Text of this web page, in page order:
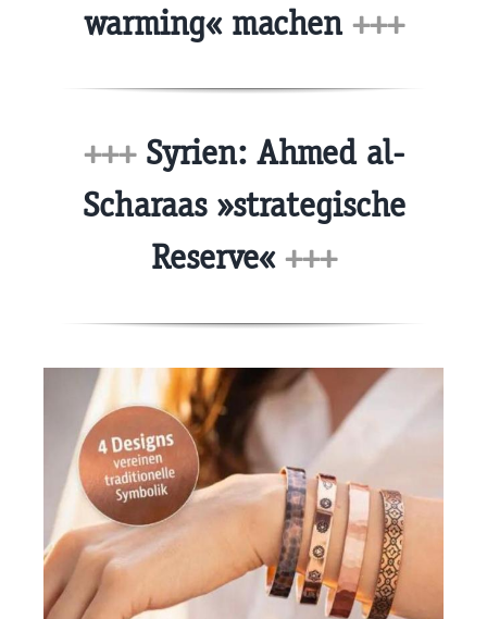
warming« machen +++
+++ Syrien: Ahmed al-
Scharaas »strategische
Reserve« +++